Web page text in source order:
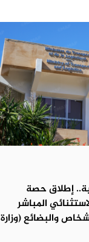
إطلاق حصة
المباشر
والبضائع (وزارة